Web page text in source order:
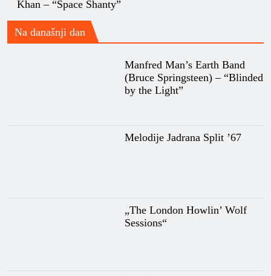
Khan – “Space Shanty”
Na današnji dan
Manfred Man’s Earth Band
(Bruce Springsteen) – “Blinded
by the Light”
Melodije Jadrana Split ’67
„The London Howlin’ Wolf
Sessions“